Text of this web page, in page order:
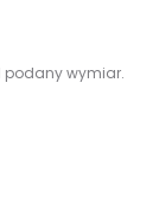
podany wymiar.